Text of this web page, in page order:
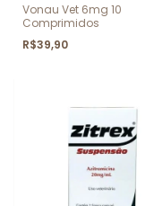
Vonau Vet 6mg 10
Comprimidos
R$39,90